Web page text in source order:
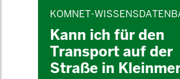
KOMNET-
Kann ich für den
Transport auf der
Straße in